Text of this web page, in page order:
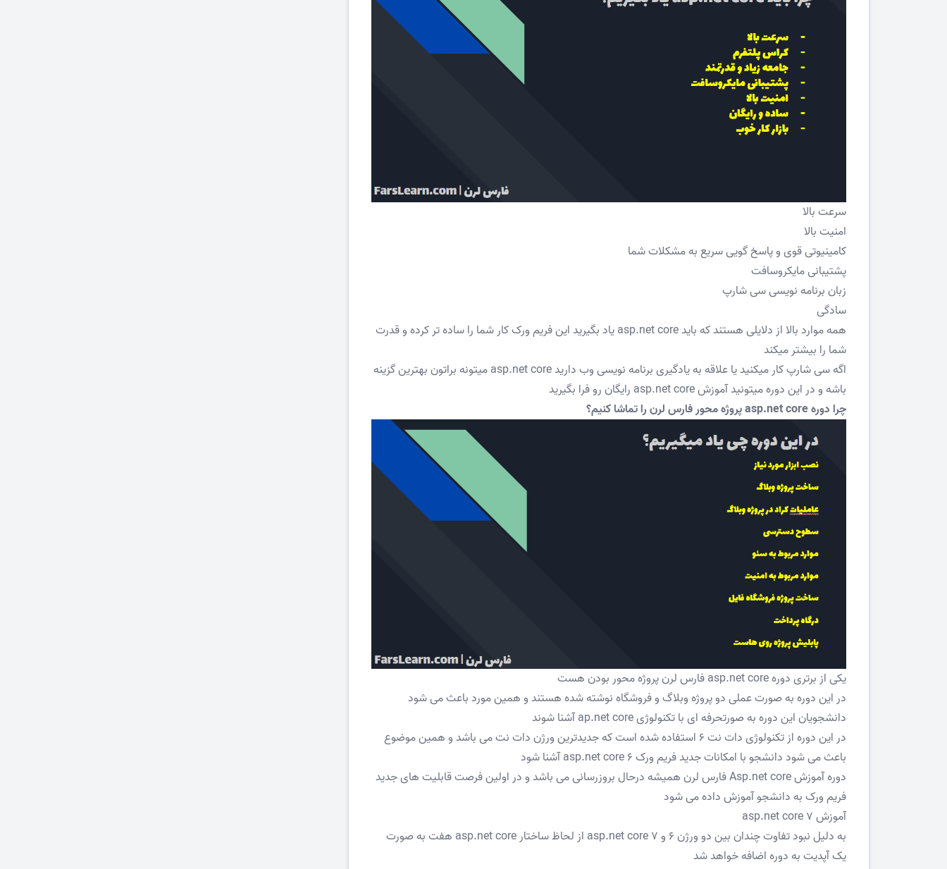
سرعت بالا
امنیت بالا
کامینیوتی قوی و پاسخ گویی سریع به مشکلات شما
پشتیبانی مایکروسافت
زبان برنامه نویسی سی شارپ
سادگی
همه موارد بالا از دلایلی هستند که باید asp.net core یاد بگیرید این فریم ورک کار شما را ساده تر کرده و قدرت
شما را بیشتر میکند
اگه سی شارپ کار میکنید یا علاقه به یادگیری برنامه نویسی وب دارید asp.net core میتونه براتون بهترین گزینه
باشه و در این دوره میتونید آموزش asp.net core رایگان رو فرا بگیرید
چرا دوره asp.net core پروژه محور فارس لرن را تماشا کنیم؟
یکی از برتری دوره asp.net core فارس لرن پروژه محور بودن هست
در این دوره به صورت عملی دو پروژه وبلاگ و فروشگاه نوشته شده هستند و همین مورد باعث می شود
دانشجویان این دوره به صورتحرفه ای با تکنولوژی ap.net core آشنا شوند
در این دوره از تکنولوژی دات نت 6 استفاده شده است که جدیدترین ورژن دات نت می باشد و همین موضوع
باعث می شود دانشجو با امکانات جدید فریم ورک asp.net core 6 آشنا شود
دوره آموزش Asp.net core فارس لرن همیشه درحال بروزرسانی می باشد و در اولین فرصت قابلیت های جدید
فریم ورک به دانشجو آموزش داده می شود
آموزش asp.net core 7
به دلیل نبود تفاوت چندان بین دو ورژن 6 و 7 asp.net core از لحاظ ساختار asp.net core هفت به صورت
یک آپدیت به دوره اضافه خواهد شد